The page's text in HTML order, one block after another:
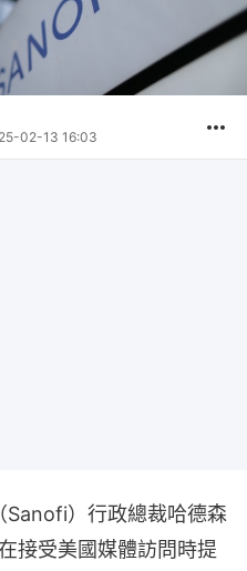
02-13 16:03
Sanofi）行政總裁哈德森
接受美國媒體訪問時提